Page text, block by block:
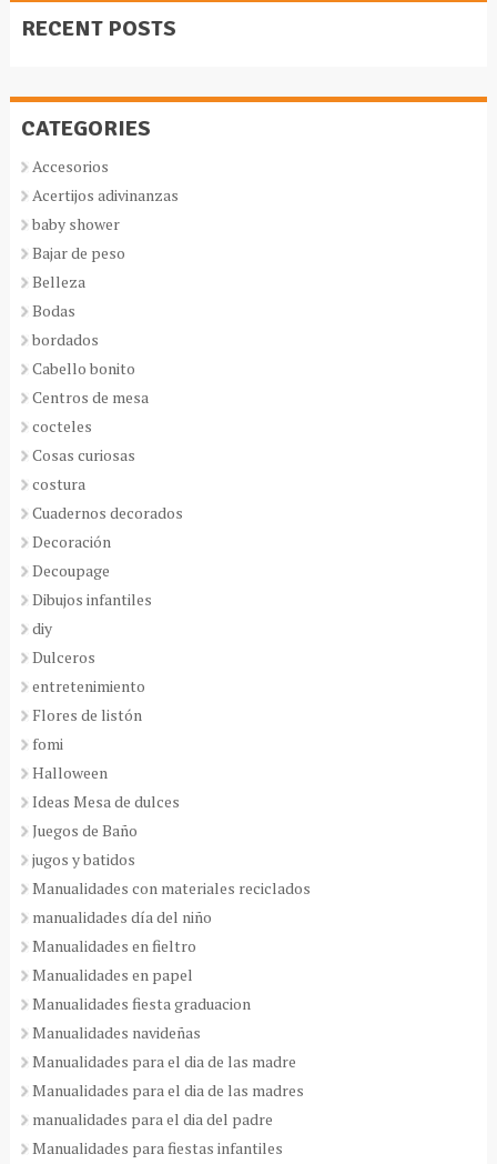
RECENT POSTS
CATEGORIES
Accesorios
Acertijos adivinanzas
baby shower
Bajar de peso
Belleza
Bodas
bordados
Cabello bonito
Centros de mesa
cocteles
Cosas curiosas
costura
Cuadernos decorados
Decoración
Decoupage
Dibujos infantiles
diy
Dulceros
entretenimiento
Flores de listón
fomi
Halloween
Ideas Mesa de dulces
Juegos de Baño
jugos y batidos
Manualidades con materiales reciclados
manualidades día del niño
Manualidades en fieltro
Manualidades en papel
Manualidades fiesta graduacion
Manualidades navideñas
Manualidades para el dia de las madre
Manualidades para el dia de las madres
manualidades para el dia del padre
Manualidades para fiestas infantiles